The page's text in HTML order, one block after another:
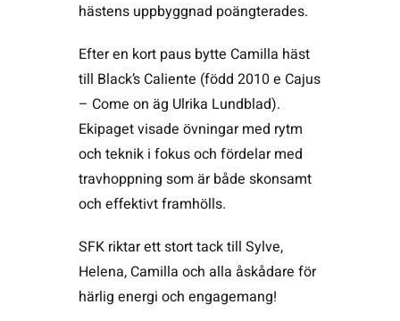
hästens uppbyggnad poängterades.
Efter en kort paus bytte Camilla häst
till Black’s Caliente (född 2010 e Cajus
– Come on äg Ulrika Lundblad).
Ekipaget visade övningar med rytm
och teknik i fokus och fördelar med
travhoppning som är både skonsamt
och effektivt framhölls.
SFK riktar ett stort tack till Sylve,
Helena, Camilla och alla åskådare för
härlig energi och engagemang!